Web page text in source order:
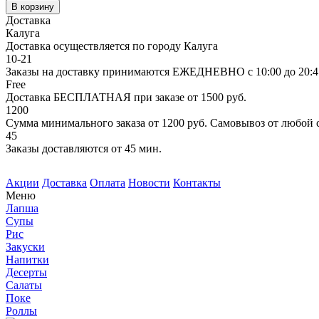
В корзину
Доставка
Калуга
Доставка осуществляется по городу Калуга
10-21
Заказы на доставку принимаются ЕЖЕДНЕВНО с 10:00 до
Free
Доставка БЕСПЛАТНАЯ при заказе от 1500 руб.
1200
Сумма минимального заказа от 1200 руб. Самовывоз от любой
45
Заказы доставляются от 45 мин.
Акции Доставка Оплата Новости Контакты
Меню
Лапша
Супы
Рис
Закуски
Напитки
Десерты
Салаты
Поке
Роллы